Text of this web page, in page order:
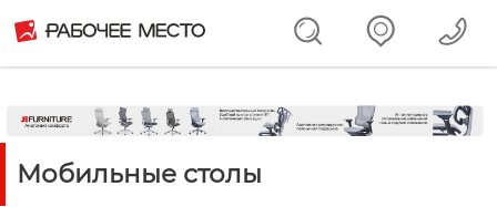
Мобильные столы